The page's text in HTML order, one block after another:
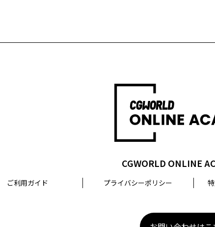
CGWORLD ONLINE
ご利用ガイド プライバシーポリシー